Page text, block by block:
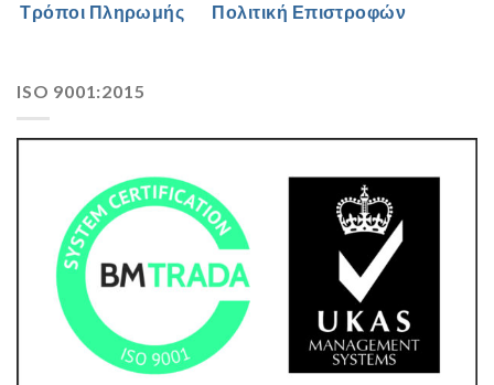
Τρόποι Πληρωμής Πολιτική Επιστροφών
ISO 9001:2015